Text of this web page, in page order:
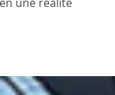
approche
étape. Profitez
vos attentes.